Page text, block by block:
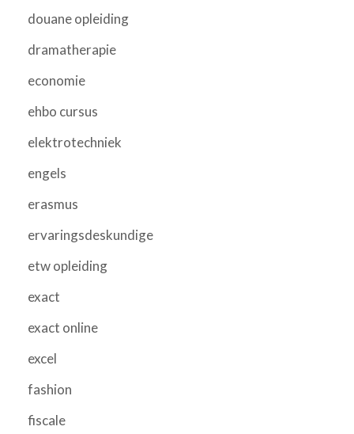
douane opleiding
dramatherapie
economie
ehbo cursus
elektrotechniek
engels
erasmus
ervaringsdeskundige
etw opleiding
exact
exact online
excel
fashion
fiscale